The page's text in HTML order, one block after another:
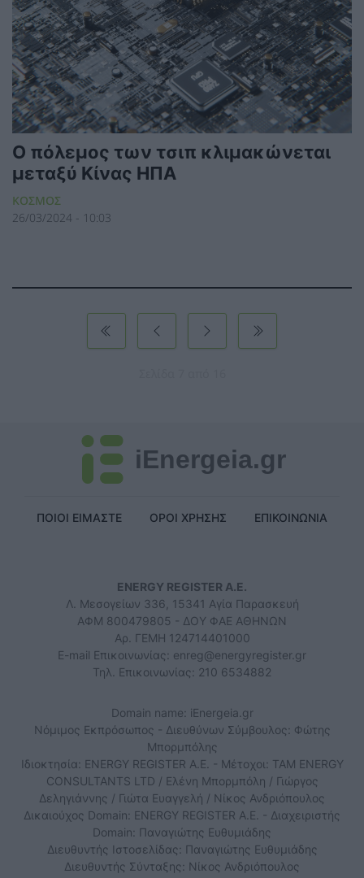
Ο πόλεμος των τσιπ κλιμακώνεται
μεταξύ Κίνας ΗΠΑ
ΚΟΣΜΟΣ
26/03/2024 - 10:03
iEnergeia.gr
ΠΟΙΟΙ ΕΙΜΑΣΤΕ ΟΡΟΙ ΧΡΗΣΗΣ ΕΠΙΚΟΙΝΩΝΙΑ
ENERGY REGISTER Α.Ε.
Λ. Μεσογείων 336, 15341 Αγία Παρασκευή
ΑΦΜ 800479805 - ΔΟΥ ΦΑΕ ΑΘΗΝΩΝ
Αρ. ΓΕΜΗ 124714401000
E-mail Επικοινωνίας: enreg@energyregister.gr
Τηλ. Επικοινωνίας: 210 6534882
Domain name: iEnergeia.gr
Νόμιμος Εκπρόσωπος - Διευθύνων Σύμβουλος: Φώτης
Μπορμπόλης
Ιδιοκτησία: ENERGY REGISTER Α.Ε. - Μέτοχοι: TAM ENERGY
CONSULTANTS LTD / Ελένη Μπορμπόλη / Γιώργος
Δεληγιάννης / Γιώτα Ευαγγελή / Νίκος Ανδριόπουλος
Δικαιούχος Domain: ENERGY REGISTER Α.Ε. - Διαχειριστής
Domain: Παναγιώτης Ευθυμιάδης
Διευθυντής Ιστοσελίδας: Παναγιώτης Ευθυμιάδης
Διευθυντής Σύνταξης: Νίκος Ανδριόπουλος